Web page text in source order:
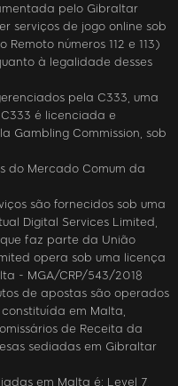
pelo Gibraltar
serviços de jogo online sob
números 112 e 113)
à legalidade desses
pela C333, uma
é licenciada e
Gambling Commission, sob
do Mercado Comum da
são fornecidos sob uma
Digital Services Limited,
faz parte da União
opera sob uma licença
- MGA/CRP/543/2018
de apostas são operados
em Malta,
de Receita da
sediadas em Gibraltar
em Malta é: Level 7,